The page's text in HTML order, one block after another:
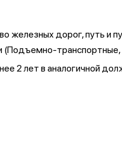
железных дорог, путь и
(Подъемно-
2 лет в аналогичной